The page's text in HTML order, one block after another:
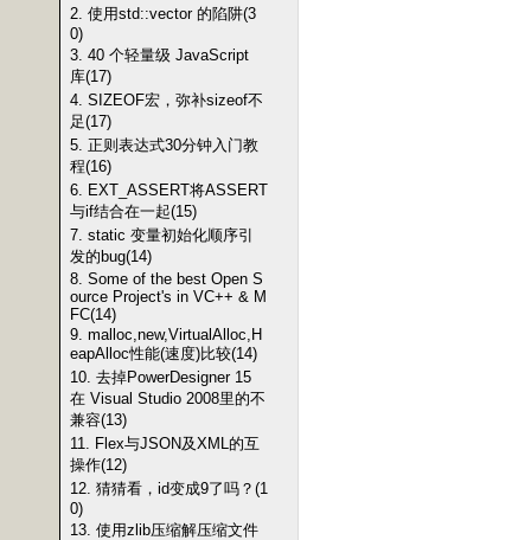
2. 使用std::vector 的陷阱(3
0)
3. 40 个轻量级 JavaScript
库(17)
4. SIZEOF宏，弥补sizeof不
足(17)
5. 正则表达式30分钟入门教
程(16)
6. EXT_ASSERT将ASSERT
与if结合在一起(15)
7. static 变量初始化顺序引
发的bug(14)
8. Some of the best Open S
ource Project's in VC++ & M
FC(14)
9. malloc,new,VirtualAlloc,H
eapAlloc性能(速度)比较(14)
10. 去掉PowerDesigner 15
在 Visual Studio 2008里的不
兼容(13)
11. Flex与JSON及XML的互
操作(12)
12. 猜猜看，id变成9了吗？(1
0)
13. 使用zlib压缩解压缩文件